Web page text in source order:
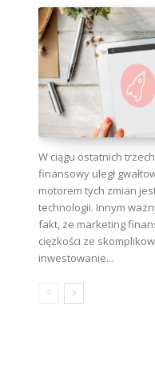
W ciągu ostatnich
finansowy uległ
motorem tych zmian
technologii. Innym
fakt, że marketing
ciężkości ze
inwestowanie...